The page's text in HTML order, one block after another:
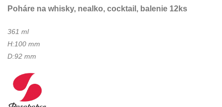
Poháre na whisky, nealko, cocktail, balenie 12ks
361 ml
H:100 mm
D:92 mm